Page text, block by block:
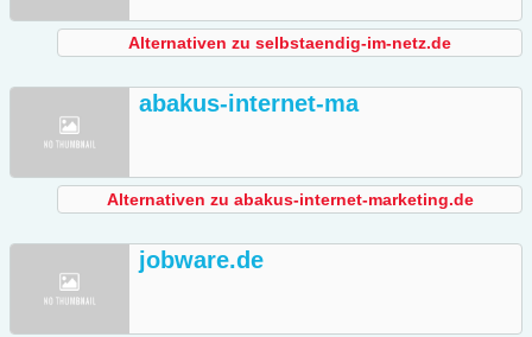
Alternativen zu selbstaendig-im-netz.de
abakus-internet-ma
Alternativen zu abakus-internet-marketing.de
jobware.de